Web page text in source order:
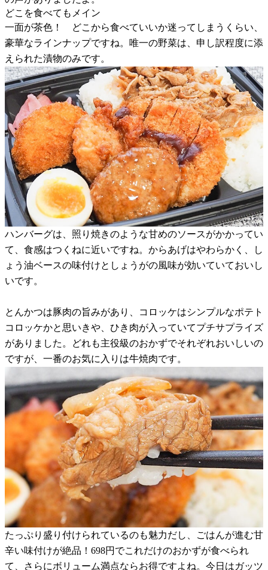
どこを食べてもメイン
一面が茶色！ どこから食べていいか迷ってしまうくらい、
豪華なラインナップですね。唯一の野菜は、申し訳程度に添
えられた漬物のみです。
ハンバーグは、照り焼きのような甘めのソースがかかってい
て、食感はつくねに近いですね。からあげはやわらかく、し
ょう油ベースの味付けとしょうがの風味が効いていておいし
いです。
とんかつは豚肉の旨みがあり、コロッケはシンプルなポテト
コロッケかと思いきや、ひき肉が入っていてプチサプライズ
がありました。どれも主役級のおかずでそれぞれおいしいの
ですが、一番のお気に入りは牛焼肉です。
たっぷり盛り付けられているのも魅力だし、ごはんが進む甘
辛い味付けが絶品！698円でこれだけのおかずが食べられ
て、さらにボリューム満点ならお得ですよね。今日はガッツ